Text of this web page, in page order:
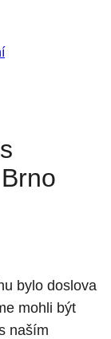
bylo doslova
mohli být
naším